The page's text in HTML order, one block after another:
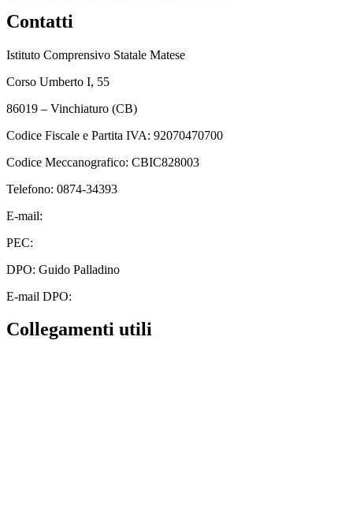
Contatti
Istituto Comprensivo Statale Matese
Corso Umberto I, 55
86019 – Vinchiaturo (CB)
Codice Fiscale e Partita IVA: 92070470700
Codice Meccanografico: CBIC828003
Telefono: 0874-34393
E-mail:
PEC:
DPO: Guido Palladino
E-mail DPO:
Collegamenti utili